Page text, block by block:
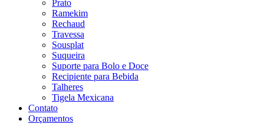
Prato
Ramekim
Rechaud
Travessa
Sousplat
Suqueira
Suporte para Bolo e Doce
Recipiente para Bebida
Talheres
Tigela Mexicana
Contato
Orçamentos